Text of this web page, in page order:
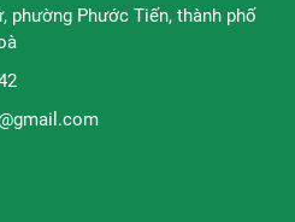
phường Phước Tiến, thành phố